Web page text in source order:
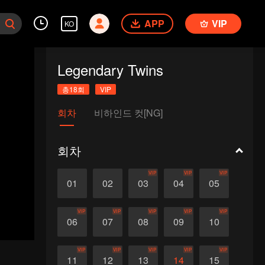
KO APP VIP
Legendary Twins
총18회 VIP
회차 비하인드 컷[NG]
회차
01 02 03
VIP
04
VIP
05
VIP
06
VIP
07
VIP
08
VIP
09
VIP
10
VIP
11
VIP
12
VIP
13
VIP
14
VIP
15
VIP